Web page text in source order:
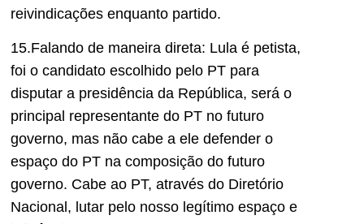
reivindicações enquanto partido.
15.Falando de maneira direta: Lula é petista,
foi o candidato escolhido pelo PT para
disputar a presidência da República, será o
principal representante do PT no futuro
governo, mas não cabe a ele defender o
espaço do PT na composição do futuro
governo. Cabe ao PT, através do Diretório
Nacional, lutar pelo nosso legítimo espaço e